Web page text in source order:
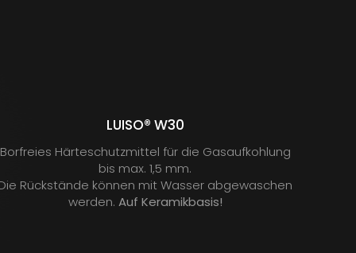
LUISO® W30
Borfreies Härteschutzmittel für die Gasaufkohlung
bis max. 1,5 mm.
Rückstände können mit Wasser abgewaschen
werden. Auf Keramikbasis!